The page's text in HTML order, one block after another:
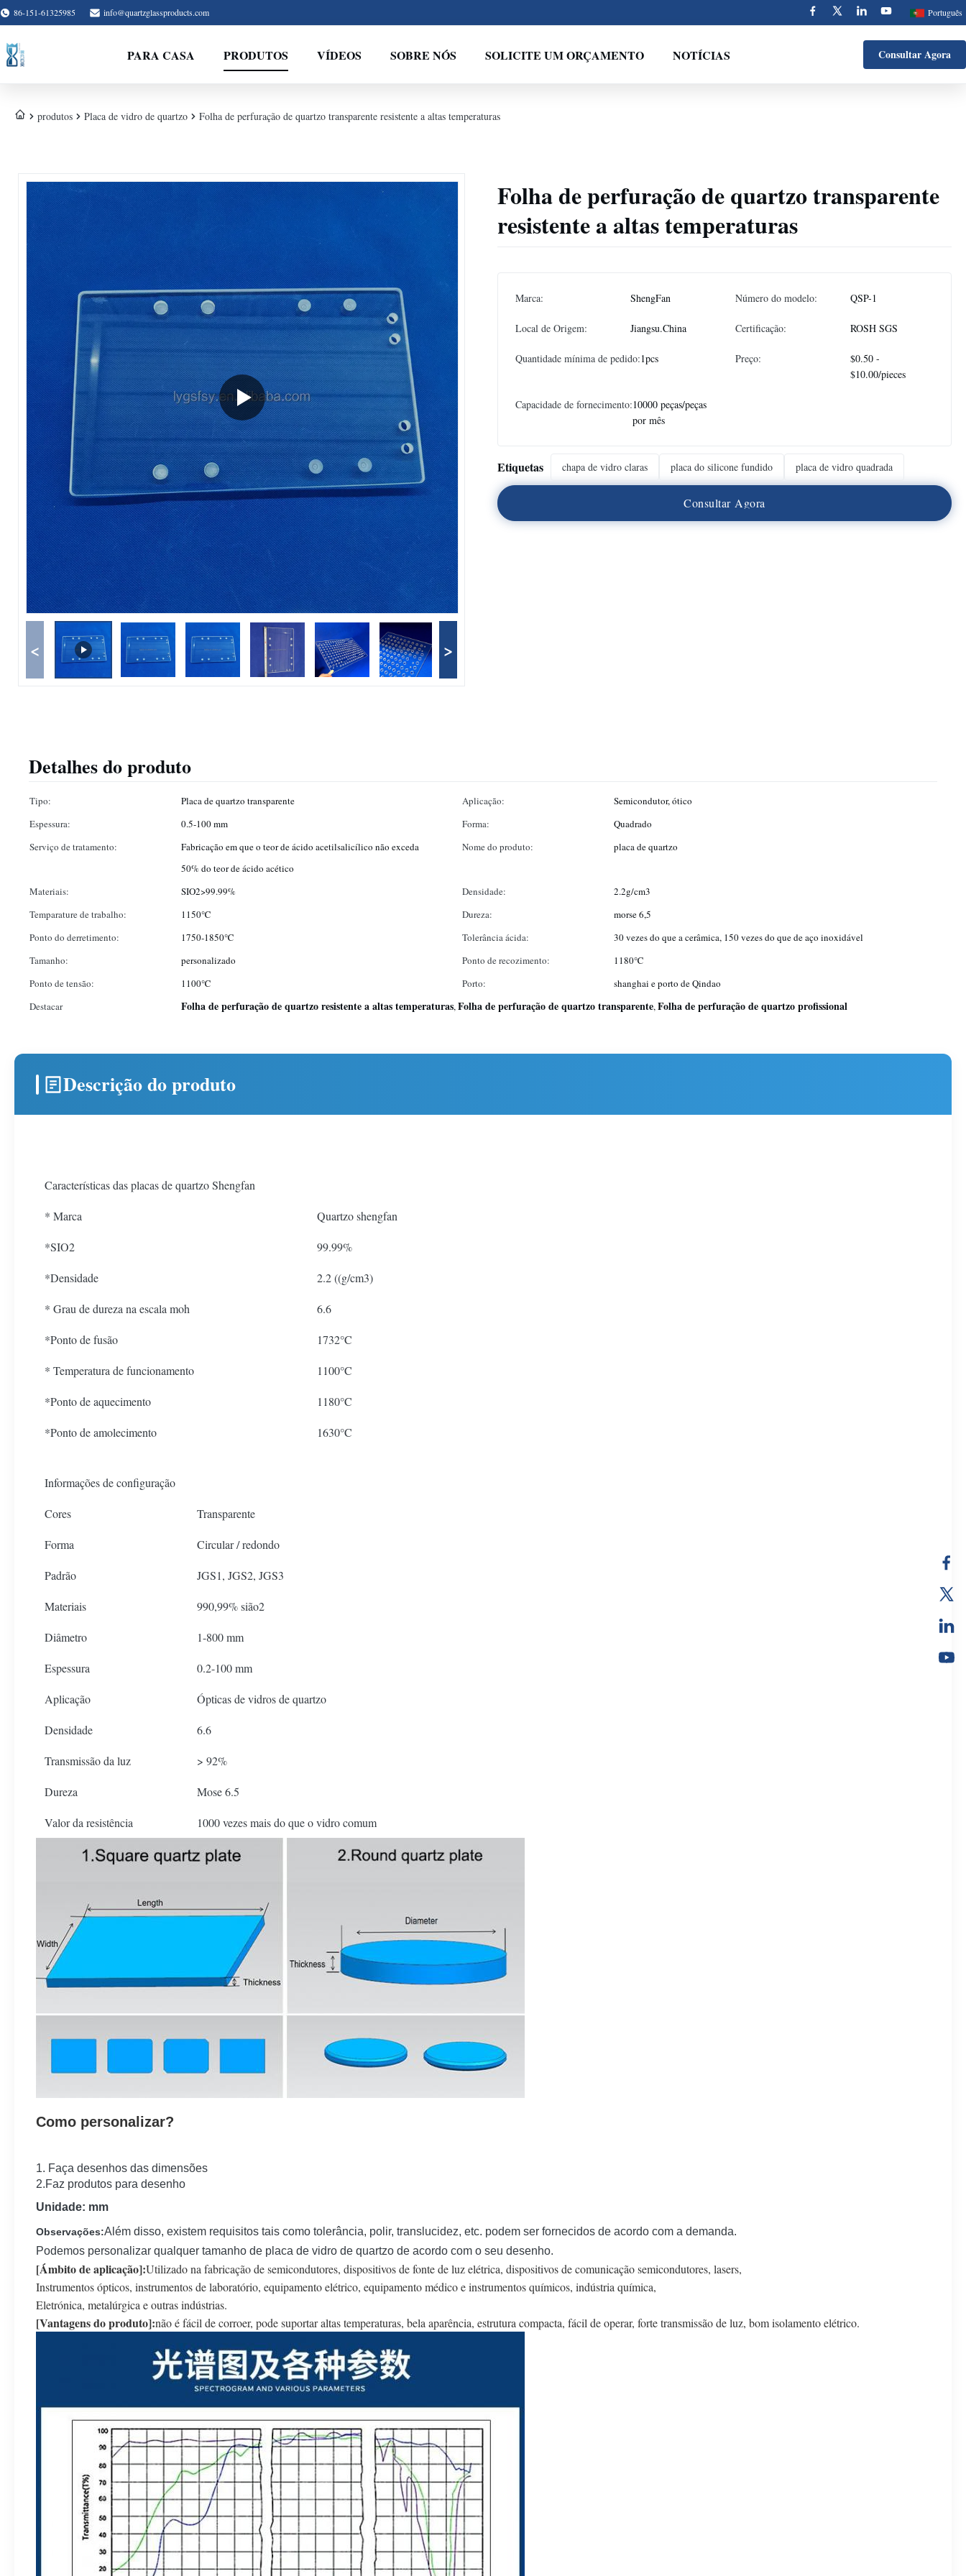
86-151-61325985 info@quartzglassproducts.com Português
PARA CASA PRODUTOS VÍDEOS SOBRE NÓS SOLICITE UM ORÇAMENTO NOTÍCIAS Consultar Agora
produtos Placa de vidro de quartzo Folha de perfuração de quartzo transparente resistente a altas temperaturas
< >
Folha de perfuração de quartzo transparente
resistente a altas temperaturas
Marca: ShengFan Número do modelo: QSP-1
Local de Origem: Jiangsu.China Certificação: ROSH SGS
Quantidade mínima de pedido:1pcs Preço:
$0.50 -
$10.00/pieces
Capacidade de fornecimento:10000 peças/peças
por mês
Etiquetas chapa de vidro claras placa do silicone fundido placa de vidro quadrada
Consultar Agora
Detalhes do produto
Tipo: Placa de quartzo transparente Aplicação:
Semicondutor, ótico
Espessura:
0.5-100 mm Forma:
Quadrado
Serviço de tratamento:
Fabricação em que o teor de ácido acetilsalicílico não exceda
50% do teor de ácido acético
Nome do produto: placa de quartzo
Materiais: SIO2>99.99% Densidade:
2.2g/cm3
Temparature de trabalho:
1150℃ Dureza:
morse 6,5
Ponto do derretimento:
1750-1850℃ Tolerância ácida:
30 vezes do que a cerâmica, 150 vezes do que de aço inoxidável
Tamanho:
personalizado Ponto de recozimento:
1180℃
Ponto de tensão:
1100℃ Porto:
shanghai e porto de Qindao
Destacar
Folha de perfuração de quartzo resistente a altas temperaturas,Folha de perfuração de quartzo transparente,Folha de perfuração de quartzo profissional
Descrição do produto
Características das placas de quartzo Shengfan
* Marca Quartzo shengfan
*SIO2 99.99%
*Densidade 2.2 ((g/cm3)
* Grau de dureza na escala moh 6.6
*Ponto de fusão 1732°C
* Temperatura de funcionamento 1100°C
*Ponto de aquecimento 1180°C
*Ponto de amolecimento 1630°C
Informações de configuração
Cores Transparente
Forma Circular / redondo
Padrão JGS1, JGS2, JGS3
Materiais 990,99% sião2
Diâmetro 1-800 mm
Espessura 0.2-100 mm
Aplicação Ópticas de vidros de quartzo
Densidade 6.6
Transmissão da luz > 92%
Dureza Mose 6.5
Valor da resistência 1000 vezes mais do que o vidro comum
Como personalizar?
1. Faça desenhos das dimensões
2.Faz produtos para desenho
Unidade: mm
Observações:Além disso, existem requisitos tais como tolerância, polir, translucidez, etc. podem ser fornecidos de acordo com a demanda.
Podemos personalizar qualquer tamanho de placa de vidro de quartzo de acordo com o seu desenho.
[Ámbito de aplicação]:Utilizado na fabricação de semicondutores, dispositivos de fonte de luz elétrica, dispositivos de comunicação semicondutores, lasers,
Instrumentos ópticos, instrumentos de laboratório, equipamento elétrico, equipamento médico e instrumentos químicos, indústria química,
Eletrónica, metalúrgica e outras indústrias.
[Vantagens do produto]:não é fácil de corroer, pode suportar altas temperaturas, bela aparência, estrutura compacta, fácil de operar, forte transmissão de luz, bom isolamento elétrico.